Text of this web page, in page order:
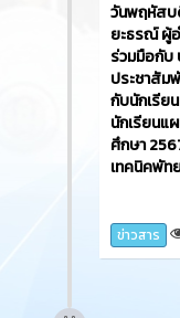
วันพฤหัสบ
ยะธรณ์ ผู้
ร่วมมือกับ
ประชาสัม
กับนักเรีย
นักเรียนแ
ศึกษา
เทคนิคพัท
ข่าวสาร